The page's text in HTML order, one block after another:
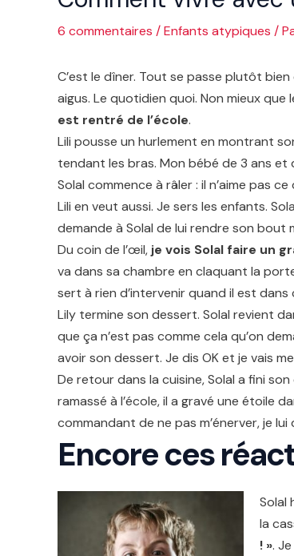
6 commentaires /Enfants atypiques /
C’est le dîner. Tout se passe plutôt
aigus. Le quotidien quoi. Non mieux que
est rentré de l’école.
Lili pousse un hurlement en montrant
tendant les bras. Mon bébé de 3 ans et
Solal commence à râler : il n’aime pas
Lili en veut aussi. Je sers les enfants.
demande à Solal de lui rendre son
Du coin de l’œil, je vois Solal faire un
va dans sa chambre en claquant la
sert à rien d’intervenir quand il est
Lily termine son dessert. Solal revient
que ça n’est pas comme cela qu’on
avoir son dessert. Je dis OK et je vais
De retour dans la cuisine, Solal a fini
ramassé à l’école, il a gravé une étoile
commandant de ne pas m’énerver, je
Encore ces
Solal
la
! ».